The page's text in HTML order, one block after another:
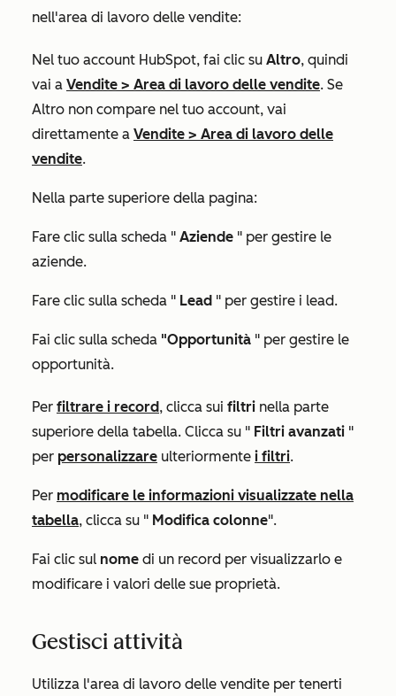
nell'area di lavoro delle vendite:
Nel tuo account HubSpot, fai clic su Altro, quindi
vai a Vendite > Area di lavoro delle vendite. Se
Altro non compare nel tuo account, vai
direttamente a Vendite > Area di lavoro delle
vendite.
Nella parte superiore della pagina:
Fare clic sulla scheda " Aziende " per gestire le
aziende.
Fare clic sulla scheda " Lead " per gestire i lead.
Fai clic sulla scheda "Opportunità " per gestire le
opportunità.
Per filtrare i record, clicca sui filtri nella parte
superiore della tabella. Clicca su " Filtri avanzati "
per personalizzare ulteriormente i filtri.
Per modificare le informazioni visualizzate nella
tabella, clicca su " Modifica colonne".
Fai clic sul nome di un record per visualizzarlo e
modificare i valori delle sue proprietà.
Gestisci attività
Utilizza l'area di lavoro delle vendite per tenerti